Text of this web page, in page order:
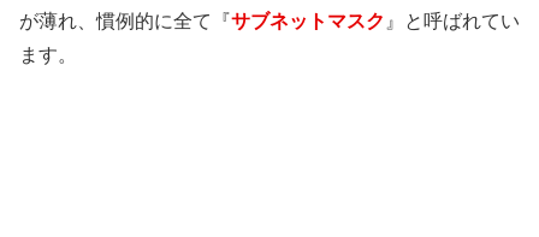
が薄れ、慣例的に全て『サブネットマスク 』と呼ばれてい
ます。